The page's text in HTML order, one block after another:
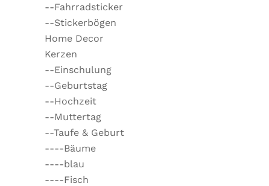
--Fahrradsticker
--Stickerbögen
Home Decor
Kerzen
--Einschulung
--Geburtstag
--Hochzeit
--Muttertag
--Taufe & Geburt
----Bäume
----blau
----Fisch